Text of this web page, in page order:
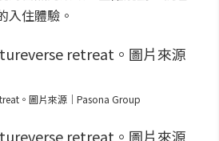
入住體驗。
。圖片來源｜Pasona Group